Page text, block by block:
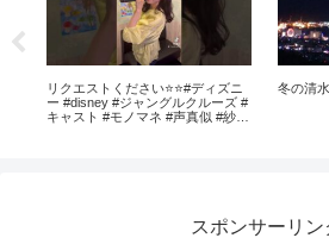
リクエストください⭐️⭐️#ディズニ
ー #disney #ジャングルクルーズ #
キャスト #モノマネ #声真似 #紗耶
冬の清
スポンサーリン